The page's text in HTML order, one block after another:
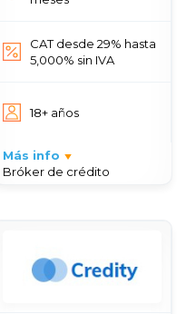
CAT desde 29% hasta
5,000% sin IVA
18+ años
Más info
Bróker de crédito